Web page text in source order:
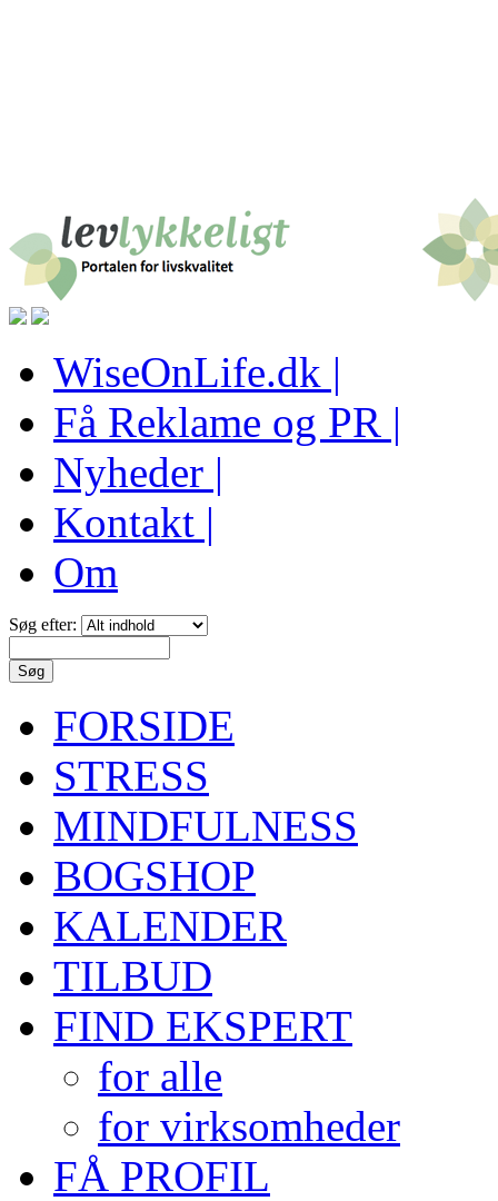
WiseOnLife.dk |
Få Reklame og PR |
Nyheder |
Kontakt |
Om
Søg efter:
FORSIDE
STRESS
MINDFULNESS
BOGSHOP
KALENDER
TILBUD
FIND EKSPERT
for alle
for virksomheder
FÅ PROFIL